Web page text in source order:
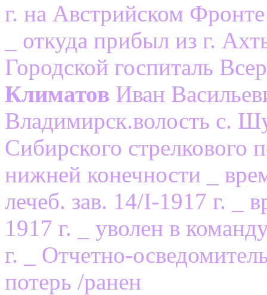
г. на Австрийском
_ откуда прибыл из г.
Городской госпиталь
Климатов Иван
Владимирск.волость с.
Сибирского стрелкового
нижней конечности _
лечеб. зав. 14/I-1917 г. _
1917 г. _ уволен в
г. _ Отчетно-
потерь /ранен